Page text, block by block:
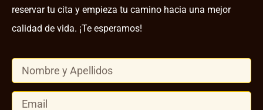
reservar tu cita y empieza tu camino hacia una mejor
calidad de vida. ¡Te esperamos!